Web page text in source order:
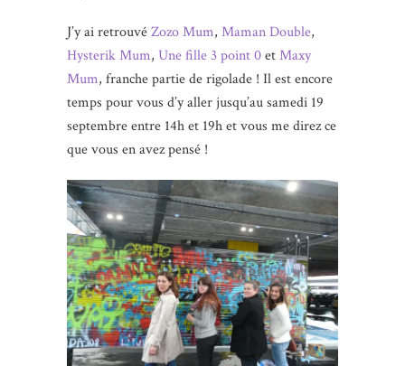
J’y ai retrouvéZozo Mum, Maman Double,
Hysterik Mum, Une fille 3 point 0etMaxy
Mum, franche partie de rigolade ! Il est encore
temps pour vous d’y aller jusqu’au samedi 19
septembre entre 14h et 19h et vous me direz ce
que vous en avez pensé !